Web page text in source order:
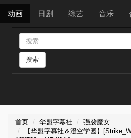
动画 日剧 综艺 音乐
搜索
首页 华盟字幕社
强袭魔女
【华盟字幕社＆澄空学园】